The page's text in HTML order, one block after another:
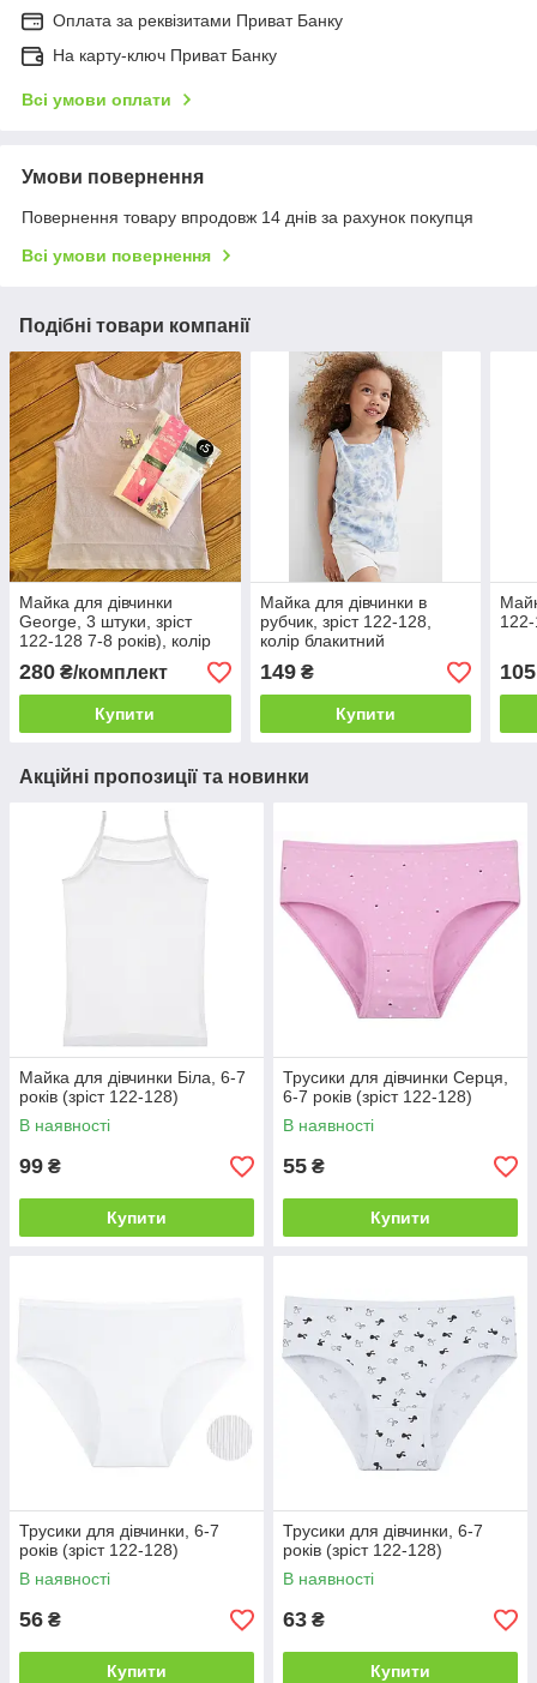
Оплата за реквізитами Приват Банку
На карту-ключ Приват Банку
Всі умови оплати
Умови повернення
Повернення товару впродовж 14 днів за рахунок покупця
Всі умови повернення
Подібні товари компанії
Майка для дівчинки
George, 3 штуки, зріст
122-128 7-8 років), колір
білий, пудровий, бузковий
280 ₴/комплект
Купити
Майка для дівчинки в
рубчик, зріст 122-128,
колір блакитний
149₴
Купити
122-
105
Акційні пропозиції та новинки
Майка для дівчинки Біла, 6-7
років (зріст 122-128)
В наявності
99 ₴
Купити
Трусики для дівчинки Серця,
6-7 років (зріст 122-128)
В наявності
55 ₴
Купити
Трусики для дівчинки, 6-7
років (зріст 122-128)
В наявності
56 ₴
Купити
Трусики для дівчинки, 6-7
років (зріст 122-128)
В наявності
63 ₴
Купити